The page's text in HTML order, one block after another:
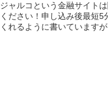
ジャルコという金融サイト
ください！申し込み後最短
くれるように書いています